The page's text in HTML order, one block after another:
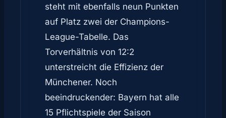
steht mit ebenfalls neun Punkten
auf Platz zwei der Champions-
League-Tabelle. Das
Torverhältnis von 12:2
unterstreicht die Effizienz der
Münchener. Noch
beeindruckender: Bayern hat alle
15 Pflichtspiele der Saison